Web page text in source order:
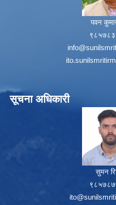
पवन
सूचना अधिकारी
सुमन